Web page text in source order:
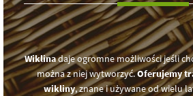
Wiklinadaje ogromne możliwości jeśli
można z niej wytworzyć.Oferujemy
wikliny, znane i używane od wielu